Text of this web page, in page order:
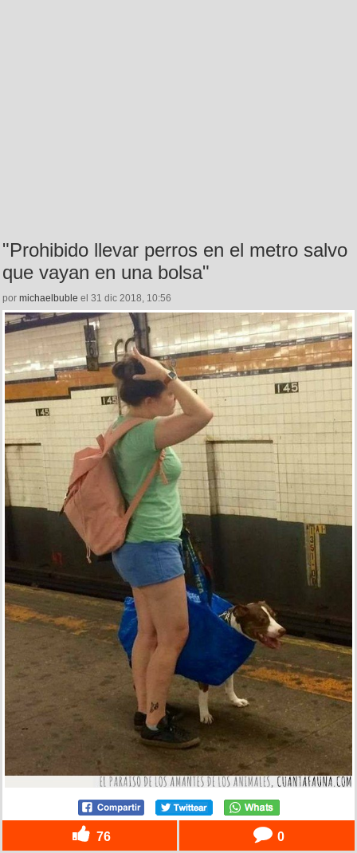
"Prohibido llevar perros en el metro salvo
que vayan en una bolsa"
por michaelbuble el 31 dic 2018, 10:56
76 0